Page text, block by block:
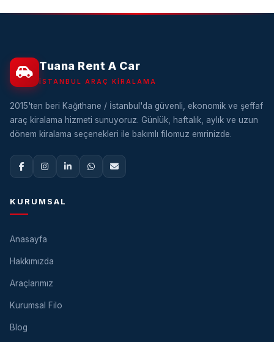
Tuana Rent A Car
İSTANBUL ARAÇ KIRALAMA
2015'ten beri Kağıthane / İstanbul'da güvenli, ekonomik ve şeffaf
araç kiralama hizmeti sunuyoruz. Günlük, haftalık, aylık ve uzun
dönem kiralama seçenekleri ile bakımlı filomuz emrinizde.
KURUMSAL
Anasayfa
Hakkımızda
Araçlarımız
Kurumsal Filo
Blog